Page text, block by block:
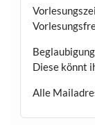
Diese könnt
Alle